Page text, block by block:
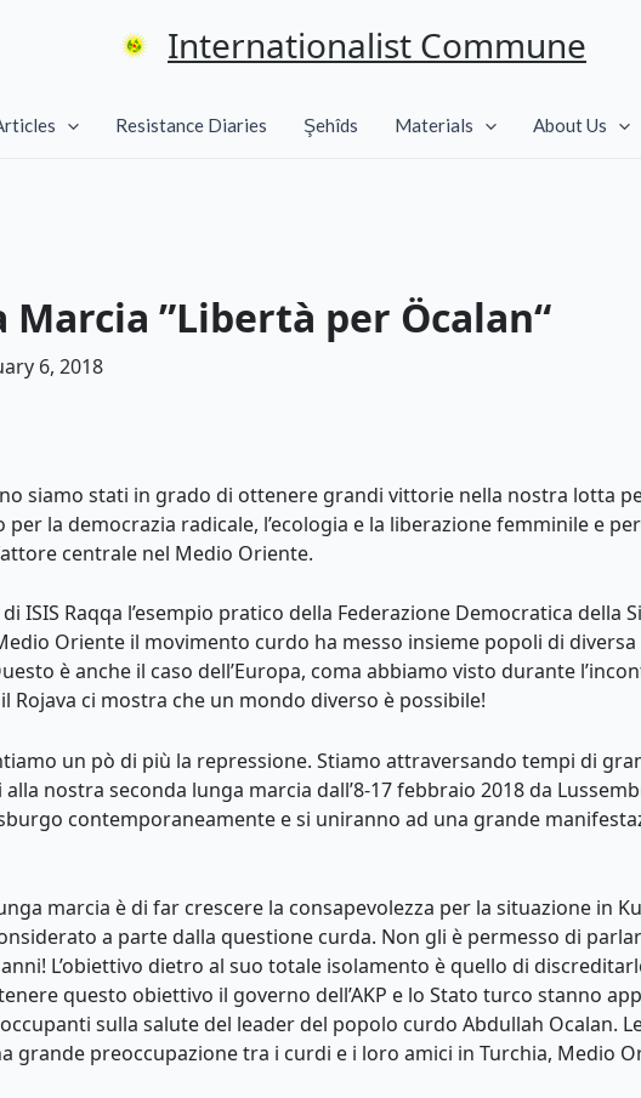
Internationalist Commune
Resistance Diaries Şehîds Materials About Us
”Libertà per Öcalan“
6, 2018
siamo stati in grado di ottenere grandi vittorie nella nostra lotta
la democrazia radicale, l’ecologia e la liberazione femminile e
centrale nel Medio Oriente.
ISIS Raqqa l’esempio pratico della Federazione Democratica
Oriente il movimento curdo ha messo insieme popoli di
è anche il caso dell’Europa, coma abbiamo visto durante
Rojava ci mostra che un mondo diverso è possibile!
un pò di più la repressione. Stiamo attraversando tempi di
nostra seconda lunga marcia dall’8-17 febbraio 2018 da
contemporaneamente e si uniranno ad una grande
marcia è di far crescere la consapevolezza per la situazione in
a parte dalla questione curda. Non gli è permesso di
L’obiettivo dietro al suo totale isolamento è quello di
questo obiettivo il governo dell’AKP e lo Stato turco stanno
sulla salute del leader del popolo curdo Abdullah Ocalan.
grande preoccupazione tra i curdi e i loro amici in Turchia, Medio